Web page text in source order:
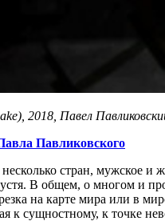
2018, Павел
Павликовского
стран, мужское
В общем, о многом и
на карте мира или в
к сущностному, к точке